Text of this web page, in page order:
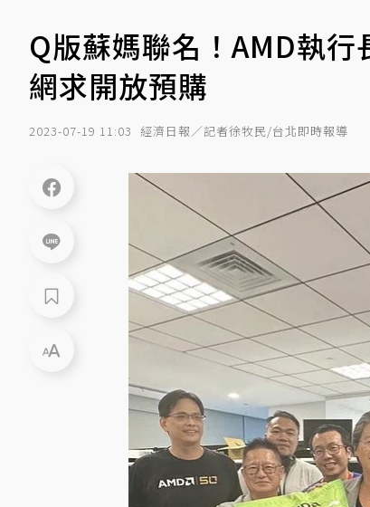
Q版蘇媽聯名！AMD執
網求開放預購
2023-07-19 11:03 經濟日報／記者徐牧民/台北即時報導